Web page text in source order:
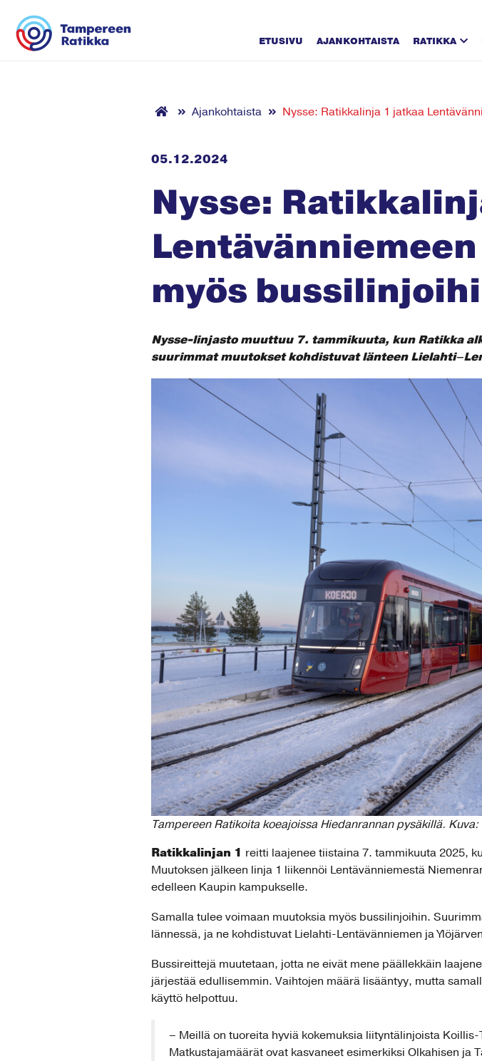
ETUSIVU AJANKOHTAISTA RATIKKA
Ajankohtaista Nysse: Ratikkalinja 1 jatkaa
05.12.2024
Nysse:
myös
Nysse-linjasto muuttuu 7. tammikuuta, kun Ratikka
suurimmat muutokset kohdistuvat länteen
Tampereen Ratikoita koeajoissa Hiedanrannan pysäkillä. Kuva:
Ratikkalinjan 1 reitti laajenee tiistaina 7. tammikuuta 2025,
Muutoksen jälkeen linja 1 liikennöi Lentävänniemestä
edelleen Kaupin kampukselle.
Samalla tulee voimaan muutoksia myös bussilinjoihin.
lännessä, ja ne kohdistuvat Lielahti-Lentävänniemen ja
Bussireittejä muutetaan, jotta ne eivät mene päällekkäin
järjestää edullisemmin. Vaihtojen määrä lisääntyy, mutta
käyttö helpottuu.
– Meillä on tuoreita hyviä kokemuksia liityntälinjoista
Matkustajamäärät ovat kasvaneet esimerkiksi Olkahisen ja